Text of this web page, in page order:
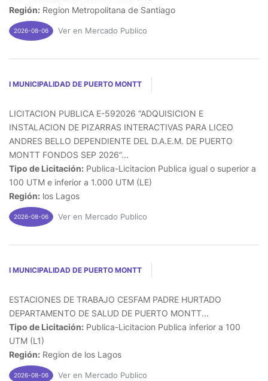
Región: Region Metropolitana de Santiago
2026-08-06 Ver en Mercado Publico
I MUNICIPALIDAD DE PUERTO MONTT
LICITACION PUBLICA E-592026 “ADQUISICION E
INSTALACION DE PIZARRAS INTERACTIVAS PARA LICEO
ANDRES BELLO DEPENDIENTE DEL D.A.E.M. DE PUERTO
MONTT FONDOS SEP 2026”...
Tipo de Licitación: Publica-Licitacion Publica igual o superior a
100 UTM e inferior a 1.000 UTM (LE)
Región: los Lagos
2026-08-06 Ver en Mercado Publico
I MUNICIPALIDAD DE PUERTO MONTT
ESTACIONES DE TRABAJO CESFAM PADRE HURTADO
DEPARTAMENTO DE SALUD DE PUERTO MONTT...
Tipo de Licitación: Publica-Licitacion Publica inferior a 100
UTM (L1)
Región: Region de los Lagos
2026-08-06 Ver en Mercado Publico